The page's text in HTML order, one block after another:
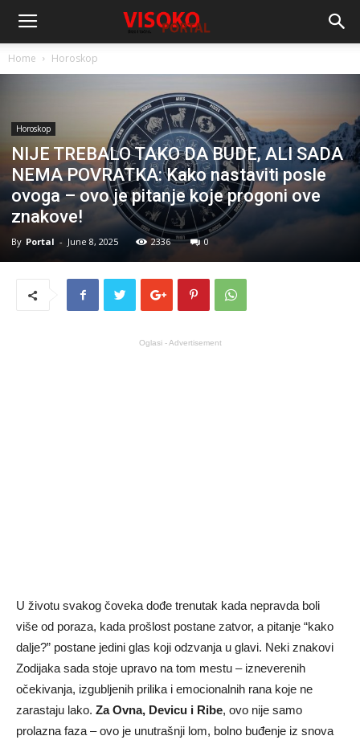
Home Horoskop
Horoskop
NIJE TREBALO TAKO DA BUDE, ALI SADA
NEMA POVRATKA: Kako nastaviti posle
ovoga – ovo je pitanje koje progoni ove
znakove!
By Portal - June 8, 2025 2336 0
Oglasi - Advertisement
U životu svakog čoveka dođe trenutak kada nepravda boli
više od poraza, kada prošlost postane zatvor, a pitanje “kako
dalje?” postane jedini glas koji odzvanja u glavi. Neki znakovi
Zodijaka sada stoje upravo na tom mestu – izneverenih
očekivanja, izgubljenih prilika i emocionalnih rana koje ne
zarastaju lako. Za Ovna, Devicu i Ribe, ovo nije samo
prolazna faza – ovo je unutrašnji lom, bolno buđenje iz snova